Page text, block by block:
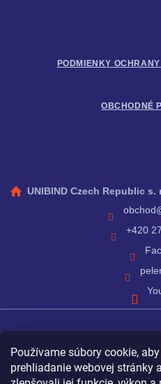
Používame súbory cookie,
prehliadanie webovej stránky
PODMIENKY
OBCHODNÉ
UNIBIND Czech Republic s.
obchod
+420